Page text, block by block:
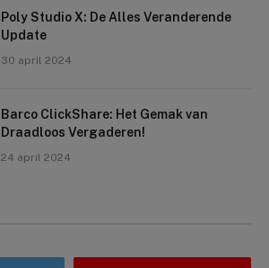
Poly Studio X: De Alles Veranderende
Update
30 april 2024
Barco ClickShare: Het Gemak van
Draadloos Vergaderen!
24 april 2024